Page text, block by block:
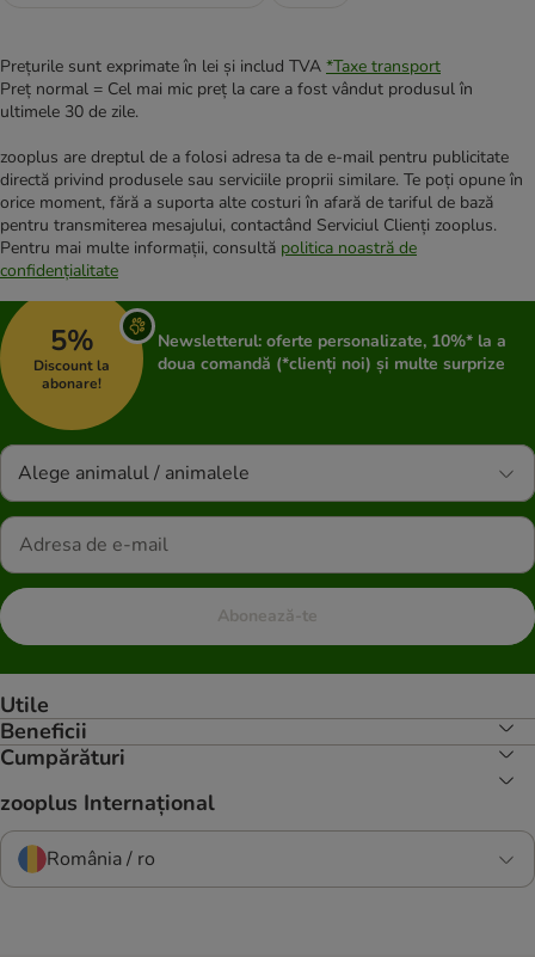
Prețurile sunt exprimate în lei și includ TVA *Taxe transport
Preț normal = Cel mai mic preț la care a fost vândut produsul în
ultimele 30 de zile.
zooplus are dreptul de a folosi adresa ta de e-mail pentru publicitate
directă privind produsele sau serviciile proprii similare. Te poți opune în
orice moment, fără a suporta alte costuri în afară de tariful de bază
pentru transmiterea mesajului, contactând Serviciul Clienți zooplus.
Pentru mai multe informații, consultă politica noastră de
confidențialitate
5%
Discount la
abonare!
Newsletterul: oferte personalizate, 10%* la a
doua comandă (*clienți noi) și multe surprize
Alege animalul / animalele
Abonează-te
Utile
Beneficii
Cumpărături
zooplus Internațional
România / ro